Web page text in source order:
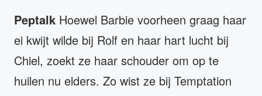
Peptalk Hoewel Barbie voorheen graag haar
ei kwijt wilde bij Rolf en haar hart lucht bij
Chiel, zoekt ze haar schouder om op te
huilen nu elders. Zo wist ze bij Temptation